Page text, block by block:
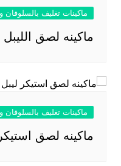
ماكينات تغليف
ماكينه لصق الليبل
ماكينات تغليف
ماكينه لصق